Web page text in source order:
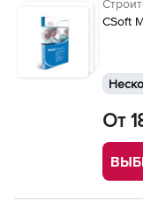
CSoft
От